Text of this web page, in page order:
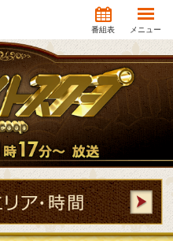
番組表 メニュー